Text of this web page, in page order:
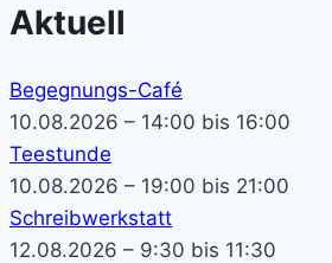
Aktuell
Begegnungs-Café
10.08.2026 – 14:00 bis 16:00
Teestunde
10.08.2026 – 19:00 bis 21:00
Schreibwerkstatt
12.08.2026 – 9:30 bis 11:30